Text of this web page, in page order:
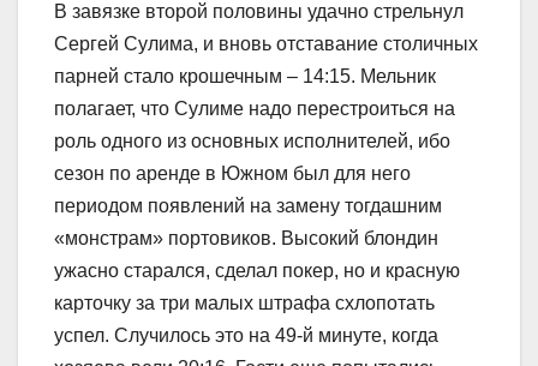
В завязке второй половины удачно стрельнул
Сергей Сулима, и вновь отставание столичных
парней стало крошечным – 14:15. Мельник
полагает, что Сулиме надо перестроиться на
роль одного из основных исполнителей, ибо
сезон по аренде в Южном был для него
периодом появлений на замену тогдашним
«монстрам» портовиков. Высокий блондин
ужасно старался, сделал покер, но и красную
карточку за три малых штрафа схлопотать
успел. Случилось это на 49-й минуте, когда